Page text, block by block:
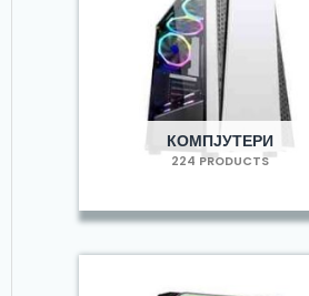
КОМПЈУТЕРИ
224 PRODUCTS